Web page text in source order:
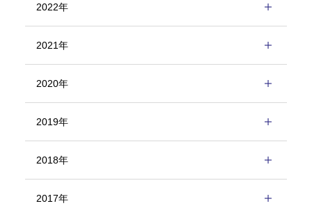
2022年
2021年
2020年
2019年
2018年
2017年